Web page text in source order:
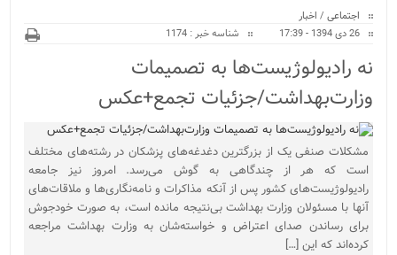
اجتماعی / اخبار
26 دی 1394 - 17:39
شناسه خبر : 1174
نه رادیولوژیست‌ها به تصمیمات
وزارت‌بهداشت/جزئیات تجمع+عکس
مشکلات صنفی یک از بزرگترین دغدغه‌های پزشکان در رشته‌های مختلف
است که هر از چندگاهی به گوش می‌رسد. امروز نیز جامعه
رادیولوژیست‌های کشور پس از آنکه مذاکرات و نامه‌نگاری‌ها و ملاقات‌های
آنها با مسئولان وزارت بهداشت بی‌نتیجه مانده است، به صورت خودجوش
برای رساندن صدای اعتراض و خواسته‌شان به وزارت بهداشت مراجعه
کرده‌اند که این […]